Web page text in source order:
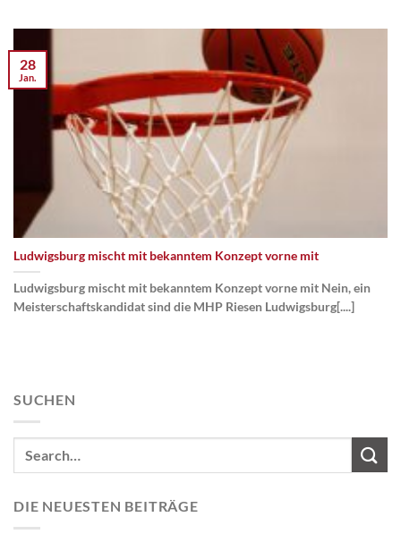
Ludwigsburg mischt mit bekanntem Konzept vorne mit
Ludwigsburg mischt mit bekanntem Konzept vorne mit Nein, ein
Meisterschaftskandidat sind die MHP Riesen Ludwigsburg[....]
28
Jan.
SUCHEN
DIE NEUESTEN BEITRÄGE